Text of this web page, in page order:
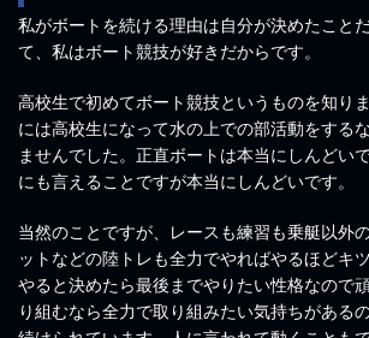
私がボートを続ける理由は自分が決めたこと
て、私はボート競技が好きだからです。
高校生で初めてボート競技というものを知り
には高校生になって水の上での部活動をする
ませんでした。正直ボートは本当にしんどい
にも言えることですが本当にしんどいです。
当然のことですが、レースも練習も乗艇以外
ットなどの陸トレも全力でやればやるほどキ
やると決めたら最後までやりたい性格なので
り組むなら全力で取り組みたい気持ちがある